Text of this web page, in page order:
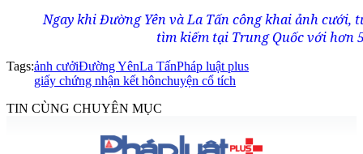
Ngay khi Đường Yên và La Tấn công khai ảnh cưới,
tìm kiếm tại Trung Quốc với hơn
Tags:ảnh cưởiĐường YênLa TấnPháp luật plus
giấy chứng nhận kết hônchuyện cổ tích
TIN CÙNG CHUYÊN MỤC